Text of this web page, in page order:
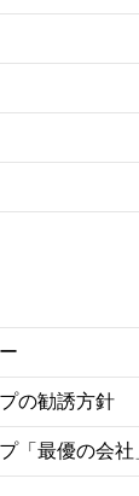
の勧誘方針
「最優の会社